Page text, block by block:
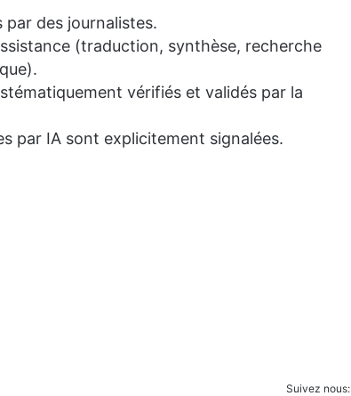
des journalistes.
(traduction, synthèse, recherche
vérifiés et validés par la
par IA sont explicitement signalées.
Suivez nous: